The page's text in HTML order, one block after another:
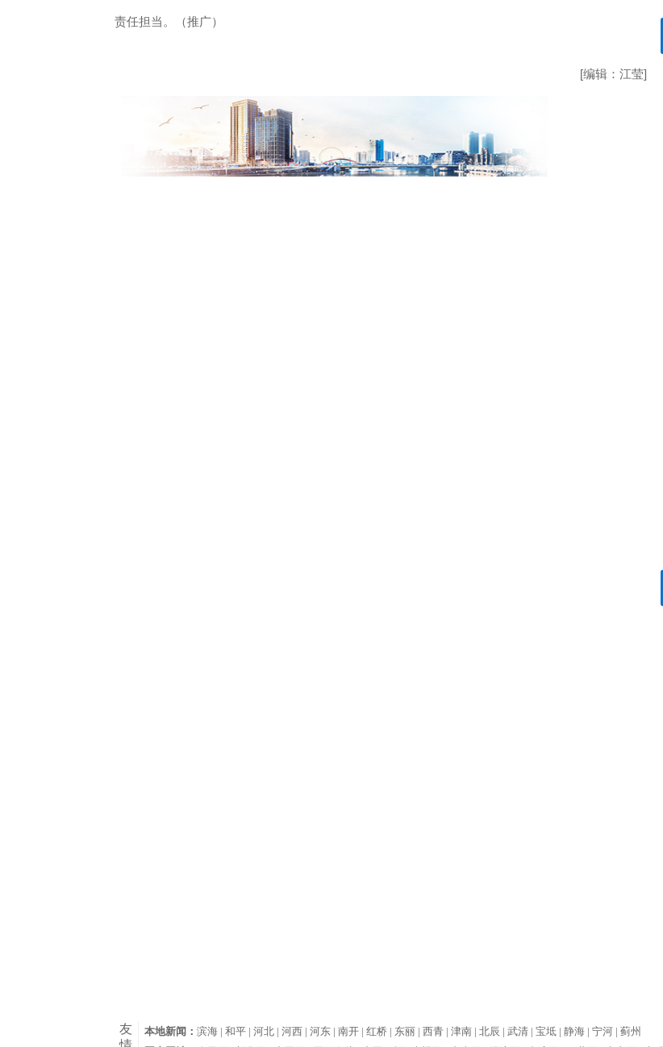
责任担当。（推广）
[编辑：江莹]
友
本地新闻： 滨海 |和平 |河北 |河西 |河东 |南开 |红桥 | 东丽 |西青 |津南 |北辰 |武清 |宝坻 |静海 |宁河 |蓟州